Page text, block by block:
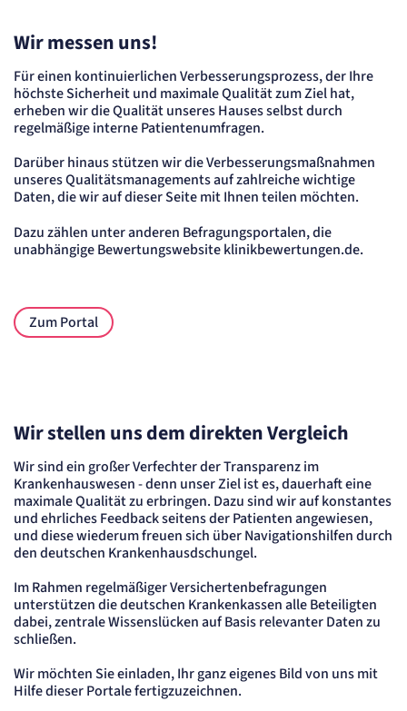
Wir messen uns!
Für einen kontinuierlichen Verbesserungsprozess, der Ihre
höchste Sicherheit und maximale Qualität zum Ziel hat,
erheben wir die Qualität unseres Hauses selbst durch
regelmäßige interne Patientenumfragen.
Darüber hinaus stützen wir die Verbesserungsmaßnahmen
unseres Qualitätsmanagements auf zahlreiche wichtige
Daten, die wir auf dieser Seite mit Ihnen teilen möchten.
Dazu zählen unter anderen Befragungsportalen, die
unabhängige Bewertungswebsite klinikbewertungen.de.
Zum Portal
Wir stellen uns dem direkten Vergleich
Wir sind ein großer Verfechter der Transparenz im
Krankenhauswesen - denn unser Ziel ist es, dauerhaft eine
maximale Qualität zu erbringen. Dazu sind wir auf konstantes
und ehrliches Feedback seitens der Patienten angewiesen,
und diese wiederum freuen sich über Navigationshilfen durch
den deutschen Krankenhausdschungel.
Im Rahmen regelmäßiger Versichertenbefragungen
unterstützen die deutschen Krankenkassen alle Beteiligten
dabei, zentrale Wissenslücken auf Basis relevanter Daten zu
schließen.
Wir möchten Sie einladen, Ihr ganz eigenes Bild von uns mit
Hilfe dieser Portale fertigzuzeichnen.
Cookie Laufzeit:
STATISTIK
Statistik Cookies erfassen Informationen
anonym. Diese Informationen helfen uns
zu verstehen, wie unsere Besucher unsere
Website nutzen.
etracker Analytics
Name:
etracker GmbH
Zweck:
Cookie Erkennung
et_allow_cookies
Anbieter:
etracker GmbH
Zweck:
Es erlaubt eTracker Cookies zu setzen.
Cookie Laufzeit:
480 Tage
etracker Analytics
Name:
isSdEnabled
Anbieter:
etracker GmbH